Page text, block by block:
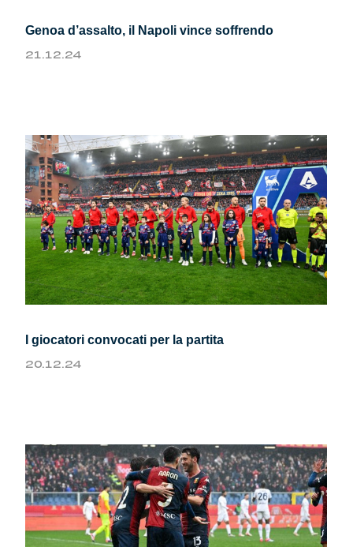
Genoa d’assalto, il Napoli vince soffrendo
21.12.24
I giocatori convocati per la partita
20.12.24